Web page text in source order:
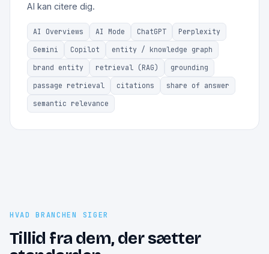
AI kan citere dig.
AI Overviews AI Mode ChatGPT
Perplexity
Gemini
Copilot
entity / knowledge graph
brand entity
retrieval (RAG)
grounding
passage retrieval
citations
share of answer
semantic relevance
HVAD BRANCHEN SIGER
Tillid fra dem, der sætter